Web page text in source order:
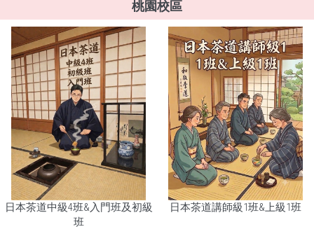
桃園校區
日本茶道中級4班&入門班及初級
班
日本茶道講師級1班&上級1班